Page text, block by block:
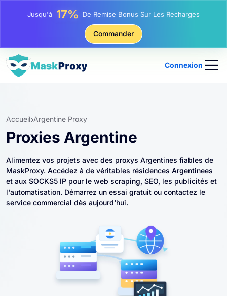
Jusqu'à25%Remise Sur Les Achats Statiques IP
Remise Sur Les Achats Tournants IP
Commander
Connexion
Accueil Argentine Proxy
Proxies Argentine
Alimentez vos projets avec des proxys Argentines fiables de
MaskProxy. Accédez à de véritables résidences Argentinees
et aux SOCKS5 IP pour le web scraping, SEO, les publicités et
l'automatisation. Démarrez un essai gratuit ou contactez le
service commercial dès aujourd'hui.